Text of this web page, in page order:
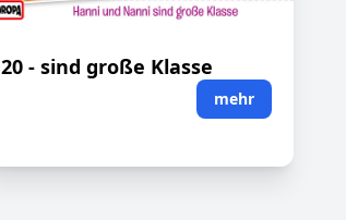
20 - sind große Klasse
mehr